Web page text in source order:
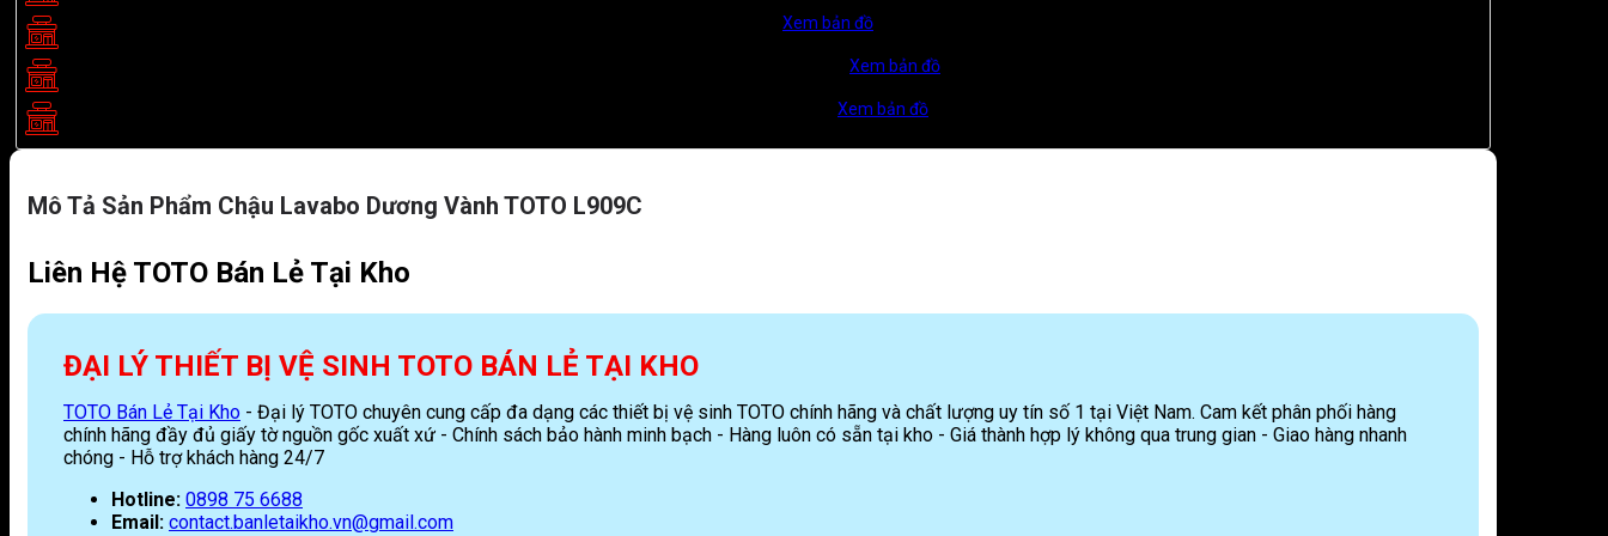
Xem bản đồ
Xem bản đồ
Xem bản đồ
Mô Tả Sản Phẩm Chậu Lavabo Dương Vành TOTO L909C
Liên Hệ TOTO Bán Lẻ Tại Kho
ĐẠI LÝ THIẾT BỊ VỆ SINH TOTO BÁN LẺ TẠI KHO
TOTO Bán Lẻ Tại Kho - Đại lý TOTO chuyên cung cấp đa dạng các thiết bị vệ sinh TOTO chính hãng và chất lượng uy tín số 1 tại Việt Nam. Cam kết phân phối hàng
chính hãng đầy đủ giấy tờ nguồn gốc xuất xứ - Chính sách bảo hành minh bạch - Hàng luôn có sẵn tại kho - Giá thành hợp lý không qua trung gian - Giao hàng nhanh
chóng - Hỗ trợ khách hàng 24/7
Hotline: 0898 75 6688
Email: contact.banletaikho.vn@gmail.com